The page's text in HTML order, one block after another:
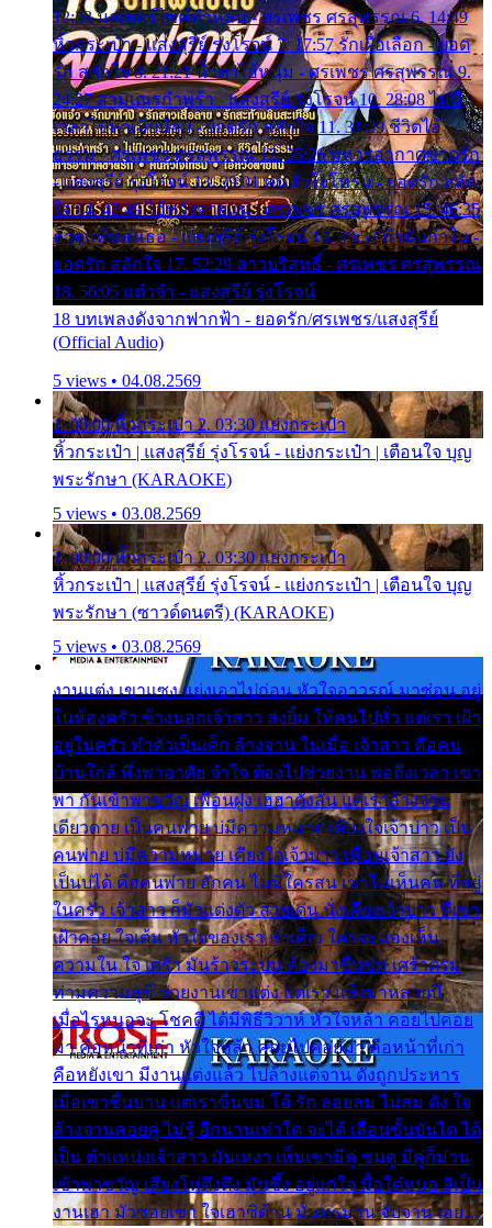
12:23 มอเตอร์ไซค์ทำหล่น - ศรเพชร ศรสุพรรณ 6. 14:49
หิ้วกระเป๋า - แสงสุรีย์ รุ่งโรจน์ 7. 17:57 รักเผื่อเลือก - ยอด
รัก สลักใจ 8. 21:21 น้ำตาไอ้หนุ่ม - ศรเพชร ศรสุพรรณ 9.
24:27 สามเณรกำพร้า - แสงสุรีย์ รุ่งโรจน์ 10. 28:08 ไม่มี
เวลาไปหาเมียน้อย - ยอดรัก สลักใจ 11. 31:29 ชีวิตไอ้
ธรรม - ศรเพชร ศรสุพรรณ 12. 35:26 ทหารอากาศขาดรัก
- แสงสุรีย์ รุ่งโรจน์ 13. 39:01 คนหัวใจโทรม - ยอดรัก สลัก
ใจ 14. 42:49 ไอ้หวังตายแน่ - ศรเพชร ศรสุพรรณ 15. 46:35
ธาตุแท้ของเธอ - แสงสุรีย์ รุ่งโรจน์ 16. 49:57 กำนันกำใน -
ยอดรัก สลักใจ 17. 52:29 สาวบริสุทธิ์ - ศรเพชร ศรสุพรรณ
18. 56:05 แต๋วจ๋า - แสงสุรีย์ รุ่งโรจน์
18 บทเพลงดังจากฟากฟ้า - ยอดรัก/ศรเพชร/แสงสุรีย์
(Official Audio)
5 views • 04.08.2569
1. 00:00 หิ้วกระเป๋า 2. 03:30 แย่งกระเป๋า
หิ้วกระเป๋า | แสงสุรีย์ รุ่งโรจน์ - แย่งกระเป๋า | เตือนใจ บุญ
พระรักษา (KARAOKE)
5 views • 03.08.2569
1. 00:00 หิ้วกระเป๋า 2. 03:30 แย่งกระเป๋า
หิ้วกระเป๋า | แสงสุรีย์ รุ่งโรจน์ - แย่งกระเป๋า | เตือนใจ บุญ
พระรักษา (ซาวด์ดนตรี) (KARAOKE)
5 views • 03.08.2569
งานแต่ง เขาแซง แย่งเอาไปก่อน หัวใจอาวรณ์ มาซ่อน อยู่
ในห้องครัว ข้างนอกเจ้าสาว ส่งยิ้ม ให้คนไปทั่ว แต่เรา เฝ้า
อยู่ในครัว ทำตัวเป็นเด็ก ล้างจาน ในเมื่อ เจ้าสาว คือคน
บ้านใกล้ พึ่งพาอาศัย จำใจ ต้องไปช่วยงาน พอถึงเวลา เขา
พา กันเข้าพาขวัญ เพื่อนฝูง เฮฮาดังลั่น แต่เราล้างจาน
เดียวดาย เป็นคนพ่าย บ่มีความหมาย เคียงใจเจ้าบ่าว เป็น
คนพ่าย บ่มีความหมาย เคียงใจเจ้าบ่าว เพื่อนเจ้าสาว ยัง
เป็นบ่ได้ คือคนพ่าย ฮักคน ไม่มีใครสน เขาไม่เห็นคน ที่อยู่
ในครัว เจ้าสาว ก็มัวแต่งตัว สวยเด่น นั่งเคียงเจ้าบ่าว ที่เขา
เฝ้าคอย ใจเต้น หัวใจของเรา ลำเค็ญ ใครจะมองเห็น
ความใน ใจ เศร้า มันร้าวระบม ต้องมาขื่นขม เศร้าตรม
ท่ามความสุขี ช่วยงานเขาแต่ง แต่เรา แล้งมาหลายปี
เมื่อไรหนอจะ โชคดี ได้มีพิธีวิวาห์ หัวใจหล้า คอยไปคอย
มา คือหน้าที่เก่า หัวใจหล้า คอยไปคอยมา คือหน้าที่เก่า
คือหยังเขา มีงานแต่งแล้ว ไปล้างแต่จาน ดั่งถูกประหาร
เมื่อเขาชื่นบาน แต่เราขื่นขม โอ้ รัก ลอยลม ไม่สม ดัง ใจ
ล้างจานคอยคู่ ไม่รู้ อีกนานเท่าใด จะได้ เลื่อนขั้นบันได ได้
เป็น ตำแหน่งเจ้าสาว มันเหงา เห็นเขามีคู่ ซมดู มีคู่ก็ม่วน
เข้าพาขวัญ เสียงโห่ตึงตึง มันซึ้ง อยู่แก่ใจ มื้อใด๋หนอ สิเป็น
งานเฮา มัวซอยเขา ใจเฮาซิด้าน มันทรมาน จับจาน เอย…